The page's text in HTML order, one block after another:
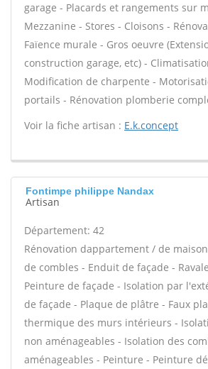
garage - Placards et rangements sur
Mezzanine - Stores - Cloisons -
Faïence murale - Gros oeuvre
construction garage, etc) -
Modification de charpente -
portails - Rénovation plomberie
Voir la fiche artisan : E.k.concept
Fontimpe philippe Nandax
Artisan
Département: 42
Rénovation dappartement / de
de combles - Enduit de façade -
Peinture de façade - Isolation par
de façade - Plaque de plâtre - Faux
thermique des murs intérieurs -
non aménageables - Isolation des
aménageables - Peinture - Peinture